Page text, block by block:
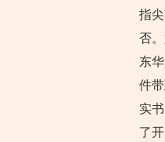
指
否
东
件
实
了